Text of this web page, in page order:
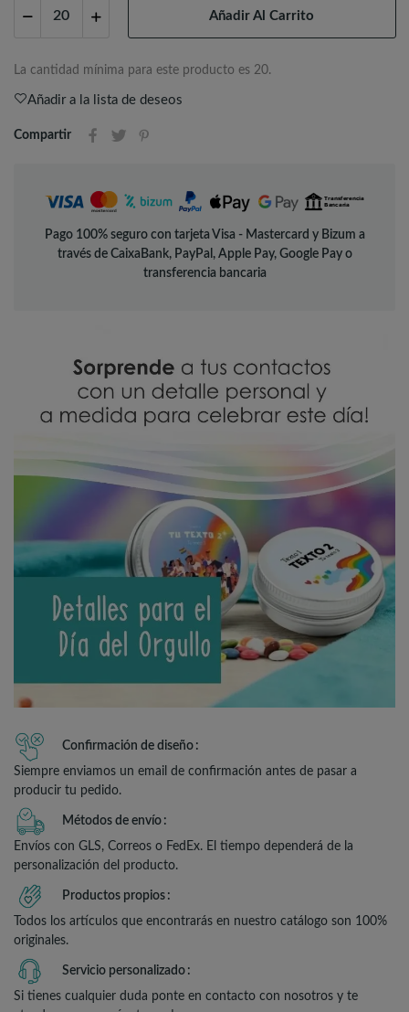
Añadir Al Carrito
La cantidad mínima para este producto es 20.
Añadir a la lista de deseos
Compartir
Pago 100% seguro con tarjeta Visa - Mastercard y Bizum a
través de CaixaBank, PayPal, Apple Pay, Google Pay o
transferencia bancaria
Confirmación de diseño
Siempre enviamos un email de confirmación antes de pasar a
producir tu pedido.
Métodos de envío
Envíos con GLS, Correos o FedEx. El tiempo dependerá de la
personalización del producto.
Productos propios
Todos los artículos que encontrarás en nuestro catálogo son 100%
originales.
Servicio personalizado
Si tienes cualquier duda ponte en contacto con nosotros y te